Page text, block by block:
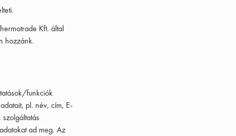
Kft. által
hozzánk.
funkciók
pl. név, cím, E-
ad meg. Az